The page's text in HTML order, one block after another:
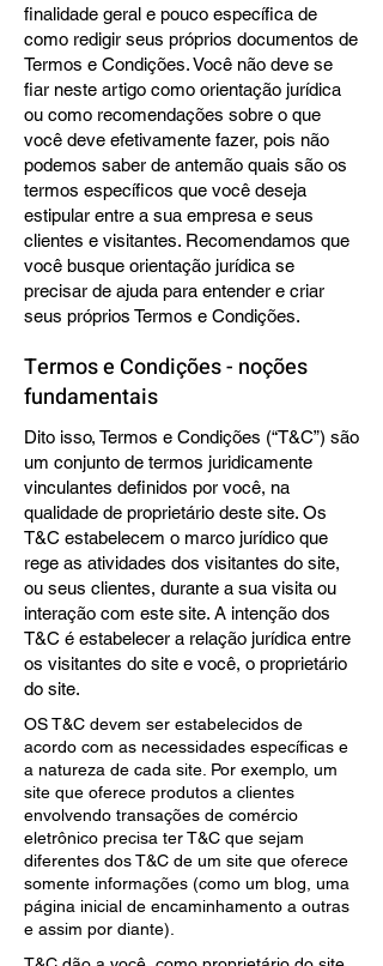
finalidade geral e pouco específica de
como redigir seus próprios documentos de
Termos e Condições. Você não deve se
fiar neste artigo como orientação jurídica
ou como recomendações sobre o que
você deve efetivamente fazer, pois não
podemos saber de antemão quais são os
termos específicos que você deseja
estipular entre a sua empresa e seus
clientes e visitantes. Recomendamos que
você busque orientação jurídica se
precisar de ajuda para entender e criar
seus próprios Termos e Condições.
Termos e Condições - noções
fundamentais
Dito isso, Termos e Condições (“T&C”) são
um conjunto de termos juridicamente
vinculantes definidos por você, na
qualidade de proprietário deste site. Os
T&C estabelecem o marco jurídico que
rege as atividades dos visitantes do site,
ou seus clientes, durante a sua visita ou
interação com este site. A intenção dos
T&C é estabelecer a relação jurídica entre
os visitantes do site e você, o proprietário
do site.
OS T&C devem ser estabelecidos de
acordo com as necessidades específicas e
a natureza de cada site. Por exemplo, um
site que oferece produtos a clientes
envolvendo transações de comércio
eletrônico precisa ter T&C que sejam
diferentes dos T&C de um site que oferece
somente informações (como um blog, uma
página inicial de encaminhamento a outras
e assim por diante).